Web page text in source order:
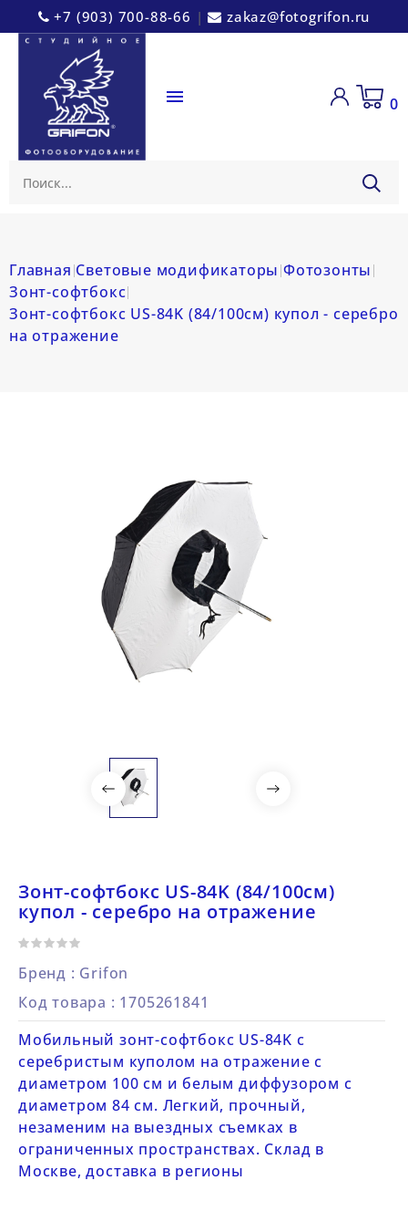
+7 (903) 700-88-66 | zakaz@fotogrifon.ru
 0
Главная Световые модификаторы Фотозонты
Зонт-софтбокс
Зонт-софтбокс US-84K (84/100см) купол - серебро
на отражение
Зонт-софтбокс US-84K (84/100см)
купол - серебро на отражение
Бренд : Grifon
Код товара : 1705261841
Мобильный зонт-софтбокс US-84K с
серебристым куполом на отражение с
диаметром 100 см и белым диффузором с
диаметром 84 см. Легкий, прочный,
незаменим на выездных съемках в
ограниченных пространствах. Склад в
Москве, доставка в регионы